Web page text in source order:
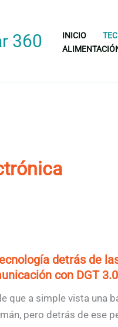
360 INICIO
detrás de
con DGT 3.0
que a simple vista una
pero detrás de ese